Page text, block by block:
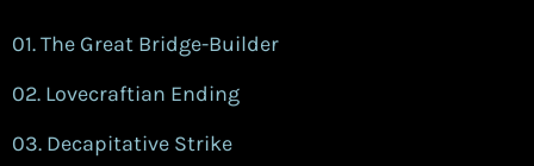
01. The Great Bridge-Builder
02. Lovecraftian Ending
03. Decapitative Strike